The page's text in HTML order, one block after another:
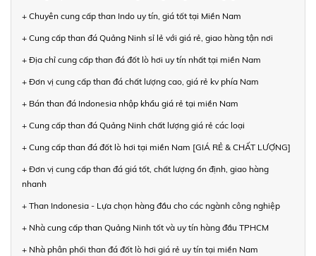
+ Chuyên cung cấp than Indo uy tín, giá tốt tại Miền Nam
+ Cung cấp than đá Quảng Ninh sỉ lẻ với giá rẻ, giao hàng tận nơi
+ Địa chỉ cung cấp than đá đốt lò hơi uy tín nhất tại miền Nam
+ Đơn vị cung cấp than đá chất lượng cao, giá rẻ kv phía Nam
+ Bán than đá Indonesia nhập khẩu giá rẻ tại miền Nam
+ Cung cấp than đá Quảng Ninh chất lượng giá rẻ các loại
+ Cung cấp than đá đốt lò hơi tại miền Nam [GIÁ RẺ & CHẤT LƯỢNG]
+ Đơn vị cung cấp than đá giá tốt, chất lượng ổn định, giao hàng
nhanh
+ Than Indonesia - Lựa chọn hàng đầu cho các ngành công nghiệp
+ Nhà cung cấp than Quảng Ninh tốt và uy tín hàng đầu TPHCM
+ Nhà phân phối than đá đốt lò hơi giá rẻ uy tín tại miền Nam